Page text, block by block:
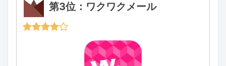
第3位：ワクワクメール